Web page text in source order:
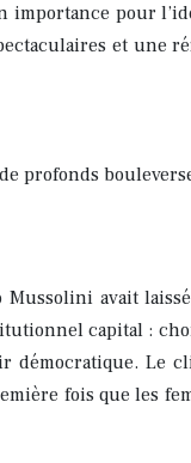
importance pour
et une
profonds
avait
capital :
Le
fois que les